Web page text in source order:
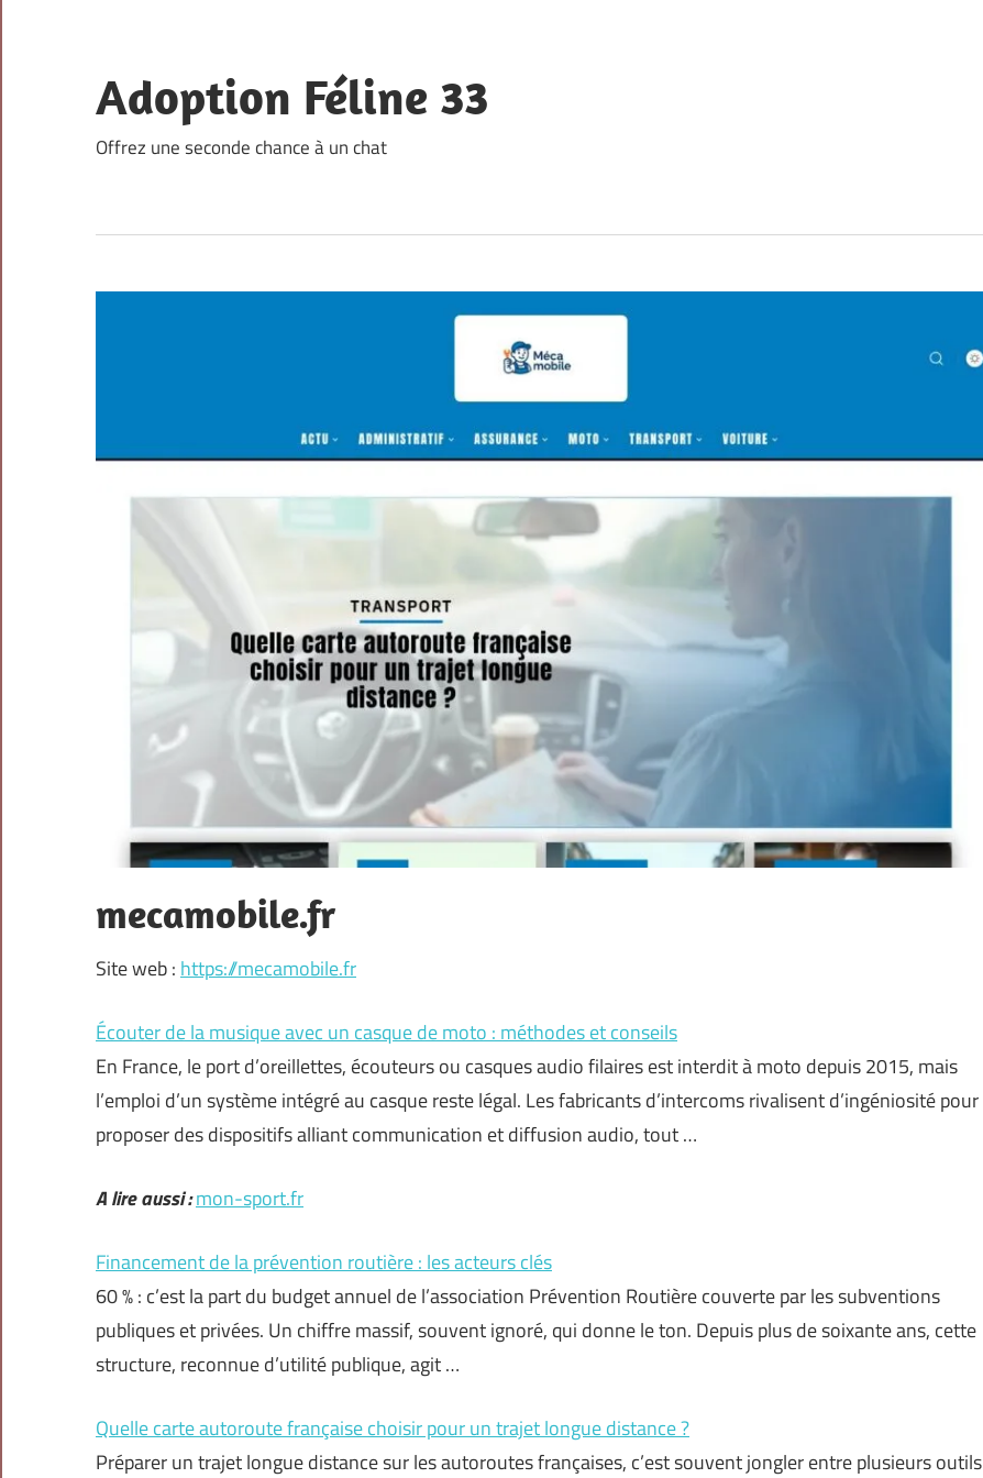
content
Adoption Féline 33
Offrez une seconde chance à un chat
mecamobile.fr
Site web : https://mecamobile.fr
Écouter de la musique avec un casque de moto : méthodes et conseils
En France, le port d’oreillettes, écouteurs ou casques audio filaires est interdit à moto depuis 2015, mais
l’emploi d’un système intégré au casque reste légal. Les fabricants d’intercoms rivalisent d’ingéniosité pour
proposer des dispositifs alliant communication et diffusion audio, tout …
A lire aussi :mon-sport.fr
Financement de la prévention routière : les acteurs clés
60 % : c’est la part du budget annuel de l’association Prévention Routière couverte par les subventions
publiques et privées. Un chiffre massif, souvent ignoré, qui donne le ton. Depuis plus de soixante ans, cette
structure, reconnue d’utilité publique, agit …
Quelle carte autoroute française choisir pour un trajet longue distance ?
Préparer un trajet longue distance sur les autoroutes françaises, c’est souvent jongler entre plusieurs outils